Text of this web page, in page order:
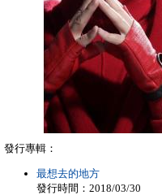
發行專輯：
最想去的地方
發行時間：2018/03/30